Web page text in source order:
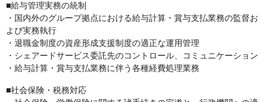
■給与管理実務の統制
・国内外のグループ拠点における給与計算・賞与支払業務の監督お
よび実務執行
・退職金制度の資産形成支援制度の適正な運用管理
・シェアードサービス委託先のコントロール、コミュニケーション
・給与計算・賞与支払業務に伴う各種経費処理業務
■社会保険・税務対応